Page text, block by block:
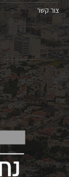
צור קשר